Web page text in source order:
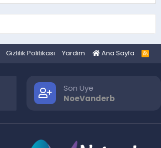
Gizlilik Politikası Yardım Ana Sayfa
R
S
Son Üye
NoeVanderb